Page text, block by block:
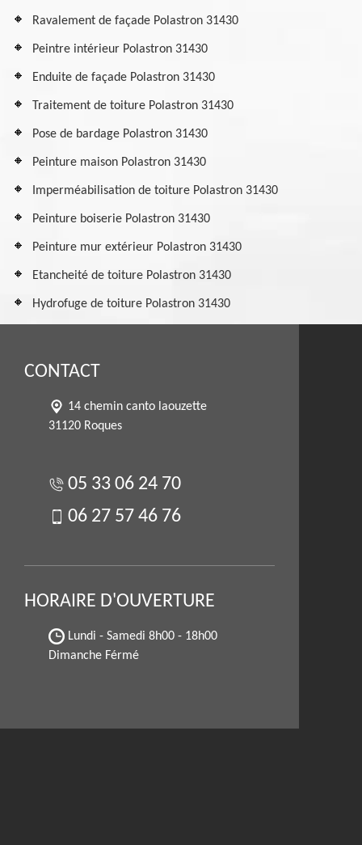
Ravalement de façade Polastron 31430
Peintre intérieur Polastron 31430
Enduite de façade Polastron 31430
Traitement de toiture Polastron 31430
Pose de bardage Polastron 31430
Peinture maison Polastron 31430
Imperméabilisation de toiture Polastron 31430
Peinture boiserie Polastron 31430
Peinture mur extérieur Polastron 31430
Etancheité de toiture Polastron 31430
Hydrofuge de toiture Polastron 31430
CONTACT
14 chemin canto laouzette
31120 Roques
05 33 06 24 70
06 27 57 46 76
HORAIRE D'OUVERTURE
Lundi - Samedi 8h00 - 18h00
Dimanche Férmé